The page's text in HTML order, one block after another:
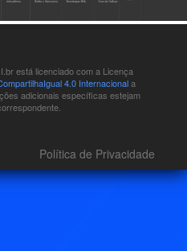
está licenciado com a Licença
4.0 Internacionala
adicionais específicas estejam
Política de Privacidade